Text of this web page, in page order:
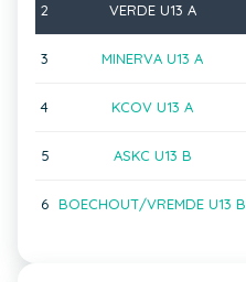
2 VERDE U13 A
3 MINERVA U13 A
4 KCOV U13 A
5 ASKC U13 B
6 BOECHOUT/VREMDE U13 B